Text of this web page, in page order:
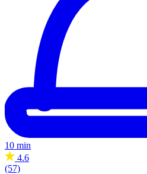
10 min
4.6
(57)